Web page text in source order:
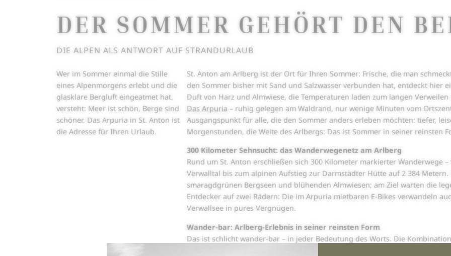
DER SOMMER GEHÖRT DEN
DIE ALPEN ALS ANTWORT AUF STRANDURLAUB
Wer im Sommer einmal die Stille
eines Alpenmorgens erlebt und die
glasklare Bergluft eingeatmet hat,
versteht: Meer ist schön, Berge sind
schöner. Das Arpuria in St. Anton ist
die Adresse für Ihren Urlaub.
St. Anton am Arlberg ist der Ort für Ihren Sommer: Frische, die man
den Sommer bisher mit Sand und Salzwasser verbunden hat, entdeckt hier
Duft von Harz und Almwiese, die Temperaturen laden zum langen
Das Arpuria – ruhig gelegen am Waldrand, nur wenige Minuten vom
Ausgangspunkt für alle, die den Sommer anders erleben möchten: tiefer,
Morgenstunden, die Weite des Arlbergs: Das ist Sommer in seiner reinsten
300 Kilometer Sehnsucht: das Wanderwegenetz am Arlberg
Rund um St. Anton erschließen sich 300 Kilometer markierter Wanderwege
Verwalltal bis zum alpinen Aufstieg zur Darmstädter Hütte auf 2 384
smaragdgrünen Bergseen und blühenden Almwiesen; am Ziel warten die
Entdecker auf zwei Rädern: Die im Arpuria mietbaren E-Bikes verwandeln
Verwallsee in pures Vergnügen.
Wander-bar: Arlberg-Erlebnis in seiner reinsten Form
Das ist schlicht wander-bar – in jeder Bedeutung des Worts. Die
Bewegung erzeugt ein Hochgefühl, das allein die Alpen verschenken. Mit